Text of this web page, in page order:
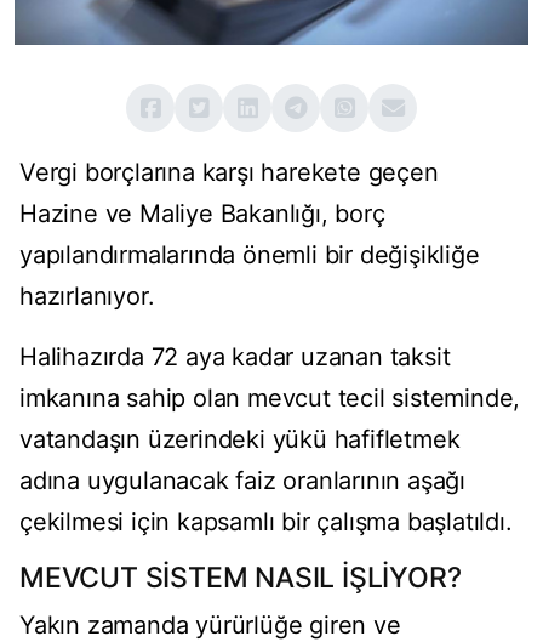
Vergi borçlarına karşı harekete geçen
Hazine ve Maliye Bakanlığı, borç
yapılandırmalarında önemli bir değişikliğe
hazırlanıyor.
Halihazırda 72 aya kadar uzanan taksit
imkanına sahip olan mevcut tecil sisteminde,
vatandaşın üzerindeki yükü hafifletmek
adına uygulanacak faiz oranlarının aşağı
çekilmesi için kapsamlı bir çalışma başlatıldı.
MEVCUT SİSTEM NASIL İŞLİYOR?
Yakın zamanda yürürlüğe giren ve